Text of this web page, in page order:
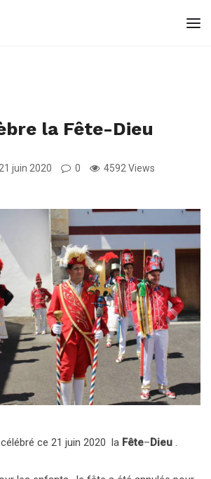
la Fête-Dieu
21 juin 2020 0 4592 Views
ce 21 juin 2020 la Fête–Dieu .